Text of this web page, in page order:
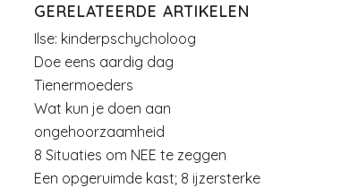
GERELATEERDE ARTIKELEN
Ilse: kinderpschycholoog
Doe eens aardig dag
Tienermoeders
Wat kun je doen aan
ongehoorzaamheid
8 Situaties om NEE te zeggen
Een opgeruimde kast; 8 ijzersterke